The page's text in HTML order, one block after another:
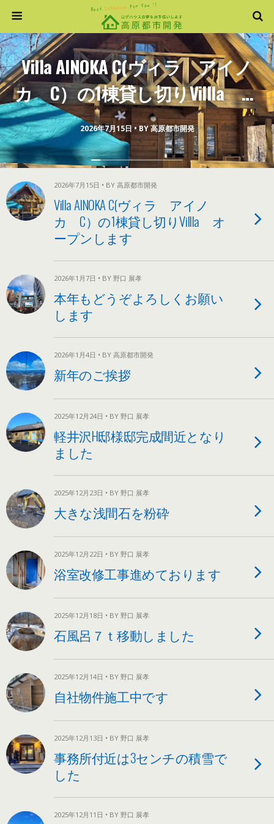
2026年7月15日 • BY 高原都市開発
Villa AINOKA C(ヴィラ アイノ
カ C）の1棟貸し切りVillla オ
ープンします
2026年7月15日 • BY 高原都市開発
Villa AINOKA C(ヴィラ アイノ
カ C）の1棟貸し切りVillla オ
ープンします
2026年1月7日 • BY 野口 展孝
本年もどうぞよろしくお願い
します
2026年1月4日 • BY 高原都市開発
新年のご挨拶
2025年12月24日 • BY 野口 展孝
軽井沢H邸様邸完成間近となり
ました
2025年12月23日 • BY 野口 展孝
大きな浅間石を粉砕
2025年12月22日 • BY 野口 展孝
浴室改修工事進めております
2025年12月18日 • BY 野口 展孝
石風呂７ｔ移動しました
2025年12月14日 • BY 野口 展孝
自社物件施工中です
2025年12月13日 • BY 野口 展孝
事務所付近は3センチの積雪で
した
2025年12月11日 • BY 野口 展孝